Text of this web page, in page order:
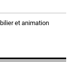
et animation